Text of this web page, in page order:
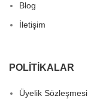
Blog
İletişim
POLITIKALAR
Üyelik Sözleşmesi